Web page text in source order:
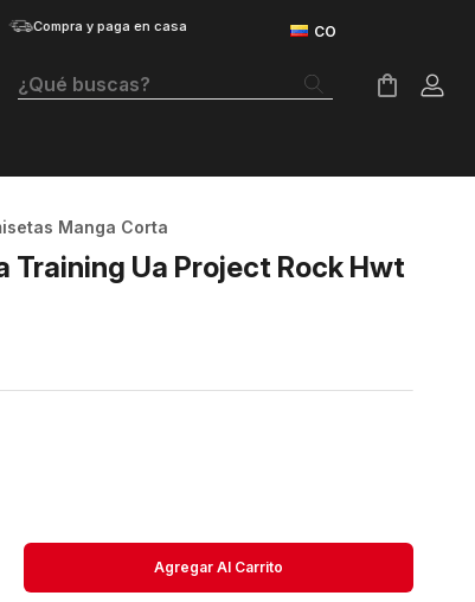
Compra y paga en casa
¿Qué buscas?
Manga Corta
Training Ua Project Rock Hwt
Agregar Al Carrito
Botas
Tenis Mujer
Tenis Hombre
Velociti Distance
Velociti
Medias